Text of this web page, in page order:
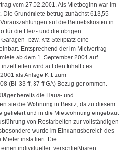
vom 27.02.2001. Als Mietbeginn war im
Die Grundmiete betrug zunächst 613,55
auf die Betriebskosten in
für die Heiz- und die übrigen
bzw. Kfz-Stellplatz eine
Entsprechend der im Mietvertrag
ab dem 1. September 2004 auf
wird auf den Inhalt des
als Anlage K 1 zum
(Bl. 33 ff, 37 ff GA) Bezug genommen.
bereits die Haus- und
sie die Wohnung in Besitz, da zu diesem
geliefert und in die Mietwohnung eingebaut
von Restarbeiten zur vollständigen
wurde im Eingangsbereich des
Mieter installiert. Die
individuellen verschließbaren